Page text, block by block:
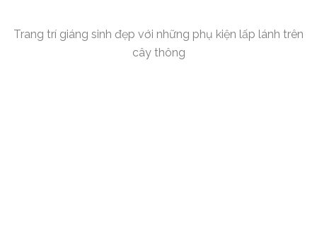
Trang trí giáng sinh đẹp với những phụ kiện lấp lánh trên
cây thông